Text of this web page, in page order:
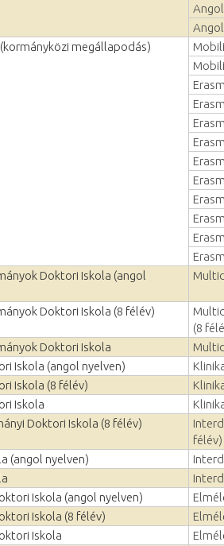
megállapodás)
Doktori Iskola (angol
Doktori Iskola (8 félév)
(8
Doktori Iskola
Iskola (angol nyelven)
Iskola (8 félév)
Iskola
Doktori Iskola (8 félév)
félév)
(angol nyelven)
Iskola (angol nyelven)
Iskola (8 félév)
Iskola